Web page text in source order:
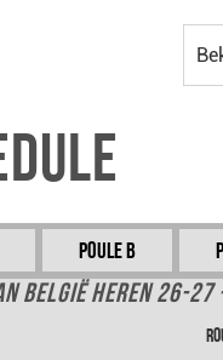
Poule B
België Heren 26-27